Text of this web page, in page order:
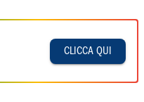
CLICCA QUI